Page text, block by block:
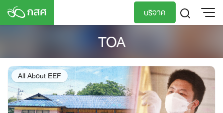
Skip
บริจาค
TOA
All About EEF